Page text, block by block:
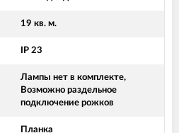
19 кв. м.
IP 23
Лампы нет в комплекте,
Возможно раздельное
подключение рожков
Планка